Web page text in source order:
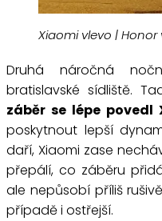
Xiaomi vlevo | Honor
Druhá náročná
bratislavské sídliště.
záběr se lépe povedl
poskytnout lepší
daří, Xiaomi zase
přepálí, co záběru
ale nepůsobí příliš
případě i ostřejší.